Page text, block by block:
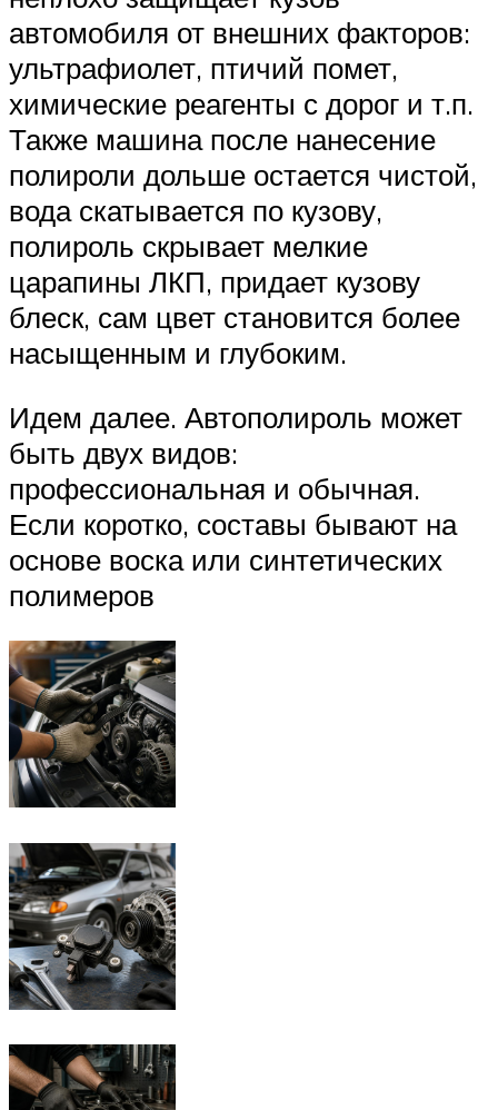
автомобиля от внешних факторов:
ультрафиолет, птичий помет,
химические реагенты с дорог и т.п.
Также машина после нанесение
полироли дольше остается чистой,
вода скатывается по кузову,
полироль скрывает мелкие
царапины ЛКП, придает кузову
блеск, сам цвет становится более
насыщенным и глубоким.
Идем далее. Автополироль может
быть двух видов:
профессиональная и обычная.
Если коротко, составы бывают на
основе воска или синтетических
полимеров